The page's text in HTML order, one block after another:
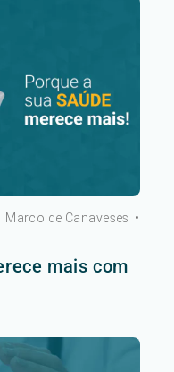
Marco de Canaveses •
mais com